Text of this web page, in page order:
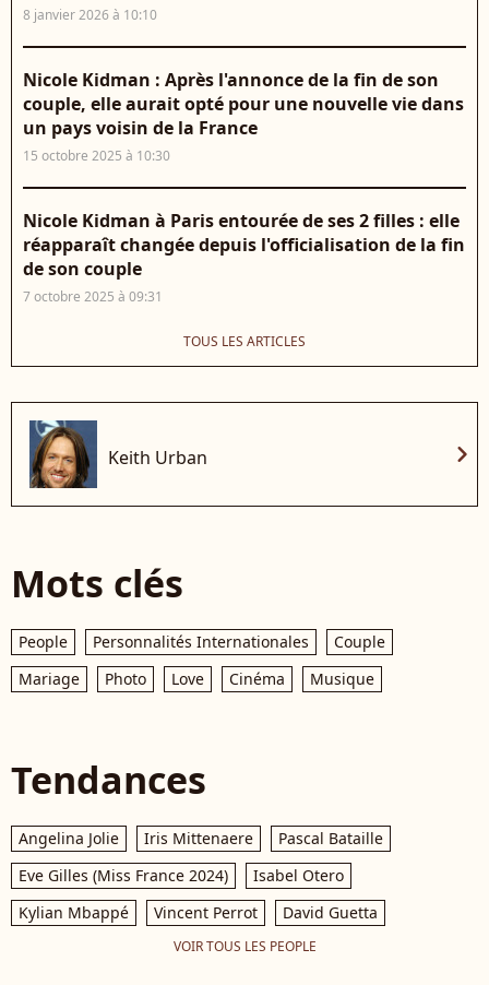
8 janvier 2026 à 10:10
Nicole Kidman : Après l'annonce de la fin de son
couple, elle aurait opté pour une nouvelle vie dans
un pays voisin de la France
15 octobre 2025 à 10:30
Nicole Kidman à Paris entourée de ses 2 filles : elle
réapparaît changée depuis l'officialisation de la fin
de son couple
7 octobre 2025 à 09:31
TOUS LES ARTICLES
Keith Urban chevron_right
Mots clés
People Personnalités Internationales
Couple
Mariage
Photo Love Cinéma Musique
Tendances
Angelina Jolie Iris Mittenaere
Pascal Bataille
Eve Gilles (Miss France 2024)
Isabel Otero
Kylian Mbappé
Vincent Perrot David Guetta
VOIR TOUS LES PEOPLE